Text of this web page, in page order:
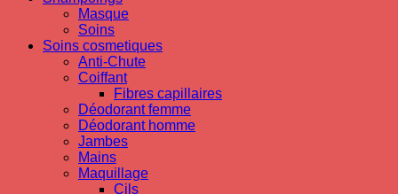
Masque
Soins
Soins cosmetiques
Anti-Chute
Coiffant
Fibres capillaires
Déodorant femme
Déodorant homme
Jambes
Mains
Maquillage
Cils